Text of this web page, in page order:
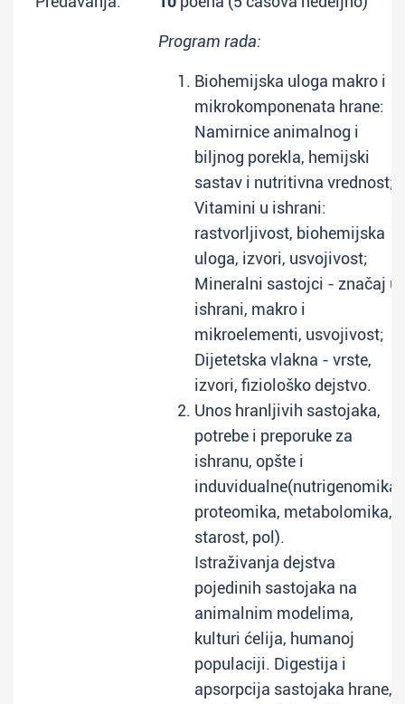
Program rada:
Biohemijska uloga makro i
mikrokomponenata hrane:
Namirnice animalnog i
biljnog porekla, hemijski
sastav i nutritivna vrednost;
Vitamini u ishrani:
rastvorljivost, biohemijska
uloga, izvori, usvojivost;
Mineralni sastojci - značaj u
ishrani, makro i
mikroelementi, usvojivost;
Dijetetska vlakna - vrste,
izvori, fiziološko dejstvo.
Unos hranljivih sastojaka,
potrebe i preporuke za
ishranu, opšte i
induvidualne(nutrigenomika,
proteomika, metabolomika,
starost, pol).
Istraživanja dejstva
pojedinih sastojaka na
animalnim modelima,
kulturi ćelija, humanoj
populaciji. Digestija i
apsorpcija sastojaka hrane,